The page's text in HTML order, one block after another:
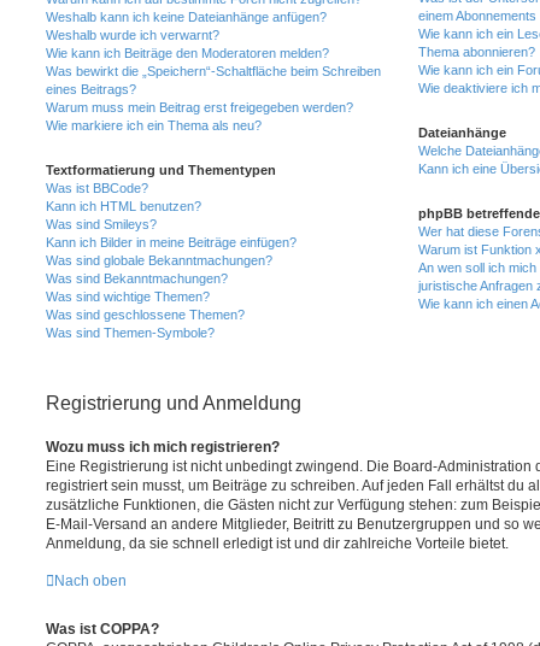
Weshalb kann ich keine Dateianhänge anfügen?
Weshalb wurde ich verwarnt?
Wie kann ich Beiträge den Moderatoren melden?
Was bewirkt die „Speichern“-Schaltfläche beim Schreiben
eines Beitrags?
Warum muss mein Beitrag erst freigegeben werden?
Wie markiere ich ein Thema als neu?
Textformatierung und Thementypen
Was ist BBCode?
Kann ich HTML benutzen?
Was sind Smileys?
Kann ich Bilder in meine Beiträge einfügen?
Was sind globale Bekanntmachungen?
Was sind Bekanntmachungen?
Was sind wichtige Themen?
Was sind geschlossene Themen?
Was sind Themen-Symbole?
einem
Wie kann ich ein
Thema abonnieren?
Wie kann ich ein
Wie deaktiviere ich
Dateianhänge
Welche
Kann ich eine
phpBB
Wer hat diese
Warum ist Funktion
An wen soll ich
juristische Anfragen
Wie kann ich einen
Registrierung und Anmeldung
Wozu muss ich mich registrieren?
Eine Registrierung ist nicht unbedingt zwingend. Die Board-Administration
registriert sein musst, um Beiträge zu schreiben. Auf jeden Fall erhältst du
zusätzliche Funktionen, die Gästen nicht zur Verfügung stehen: zum
E-Mail-Versand an andere Mitglieder, Beitritt zu Benutzergruppen und so
Anmeldung, da sie schnell erledigt ist und dir zahlreiche Vorteile bietet.
Nach oben
Was ist COPPA?